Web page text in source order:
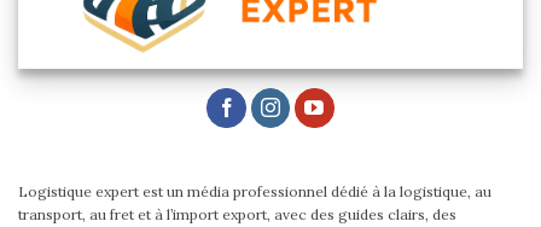
Logistique expert est un média professionnel dédié à la logistique, au
transport, au fret et à l’import export, avec des guides clairs, des